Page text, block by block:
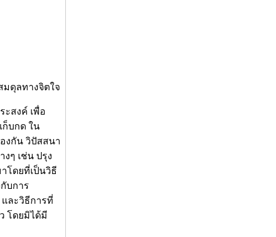
ดุลทางจิตใจ
ะสงค์ เพื่อ
ก็บกด ใน
งกัน วิปัสสนา
ๆ เช่น ปรุง
โดยที่เป็นวิธี
บการ
ละวิธีการที่
โดยมิได้มี